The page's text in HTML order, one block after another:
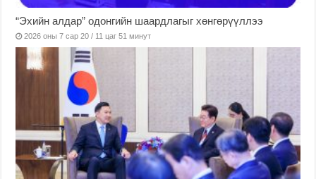
“Эхийн алдар” одонгийн шаардлагыг хөнгөрүүллээ
2026 оны 7 сар 20 / 11 цаг 51 минут